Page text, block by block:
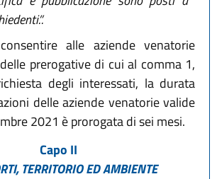
alle aziende venatorie
prerogative di cui al comma 1,
degli interessati, la durata
delle aziende venatorie valide
2021 è prorogata di sei mesi.
Capo II
TERRITORIO ED AMBIENTE